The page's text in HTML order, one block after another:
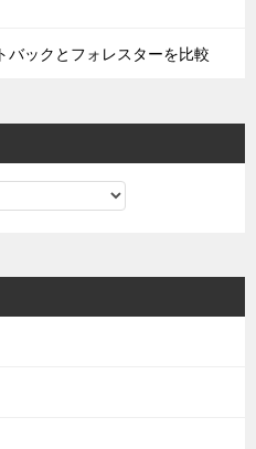
バックとフォレスターを比較